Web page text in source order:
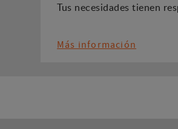
Tus necesidades tienen
Más información